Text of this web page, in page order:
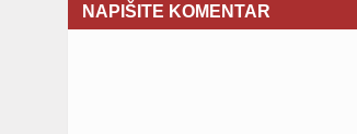
NAPIŠITE KOMENTAR